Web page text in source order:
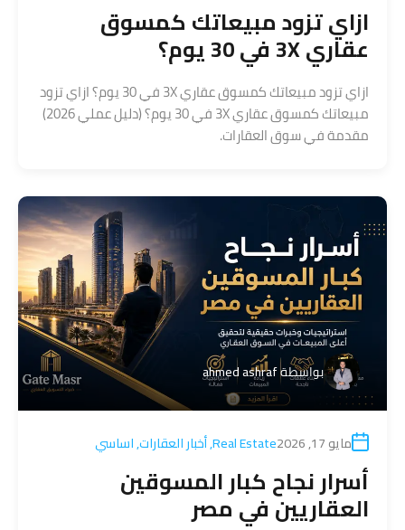
ازاي تزود مبيعاتك كمسوق
عقاري 3X في 30 يوم؟
ازاي تزود مبيعاتك كمسوق عقاري 3X في 30 يوم؟ ازاي تزود
مبيعاتك كمسوق عقاري 3X في 30 يوم؟ (دليل عملي 2026)
مقدمة في سوق العقارات.
بواسطةahmed ashraf
مايو 17, 2026 Real Estate
,أخبار العقارات,اساسي
أسرار نجاح كبار المسوقين
العقاريين في مصر